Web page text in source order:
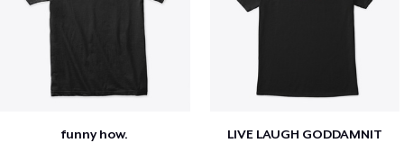
funny how. LIVE LAUGH GODDAMNIT